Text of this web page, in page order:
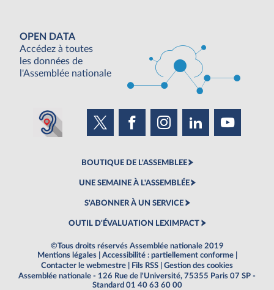
OPEN DATA
Accédez à toutes
les données de
l'Assemblée nationale
BOUTIQUE DE L'ASSEMBLEE
UNE SEMAINE À L'ASSEMBLÉE
S'ABONNER À UN SERVICE
OUTIL D'ÉVALUATION LEXIMPACT
©Tous droits réservés Assemblée nationale 2019
Mentions légales
Accessibilité : partiellement conforme
Contacter le webmestre
Fils RSS
Gestion des cookies
Assemblée nationale - 126 Rue de l'Université, 75355 Paris 07 SP -
Standard 01 40 63 60 00